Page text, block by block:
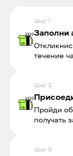
Шаг 1
Заполни
течение
Шаг 2
Пройди
получать
Шаг 3